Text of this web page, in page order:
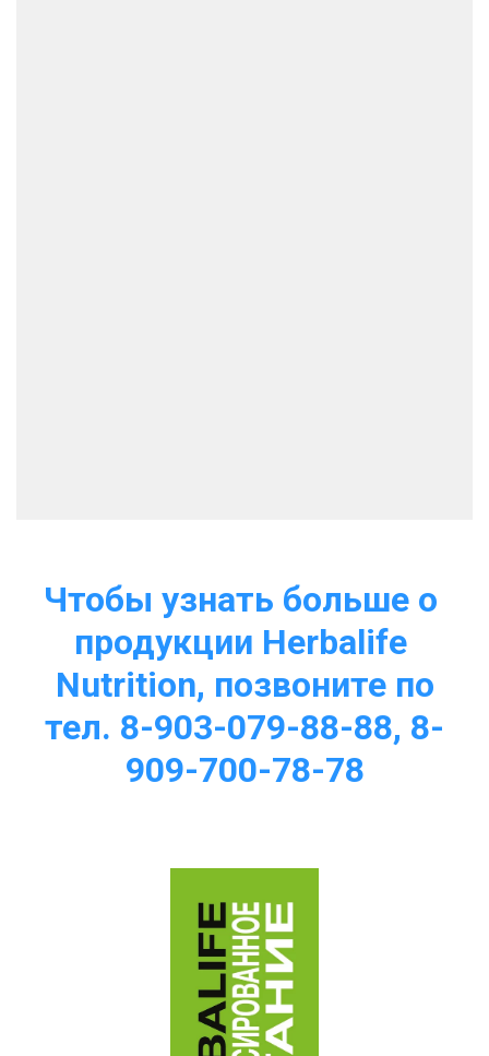
Чтобы узнать больше о
продукции Herbalife
Nutrition, позвоните по
тел. 8-903-079-88-88, 8-
909-700-78-78